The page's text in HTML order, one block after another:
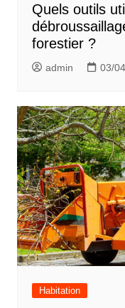
Quels outils
forestier ?
admin 03/
Habitation